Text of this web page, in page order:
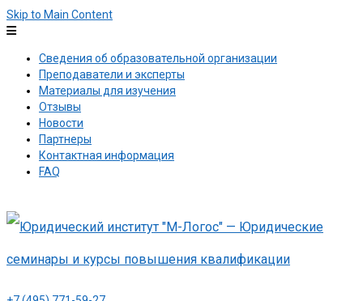
Skip to Main Content
Сведения об образовательной организации
Преподаватели и эксперты
Материалы для изучения
Отзывы
Новости
Партнеры
Контактная информация
FAQ